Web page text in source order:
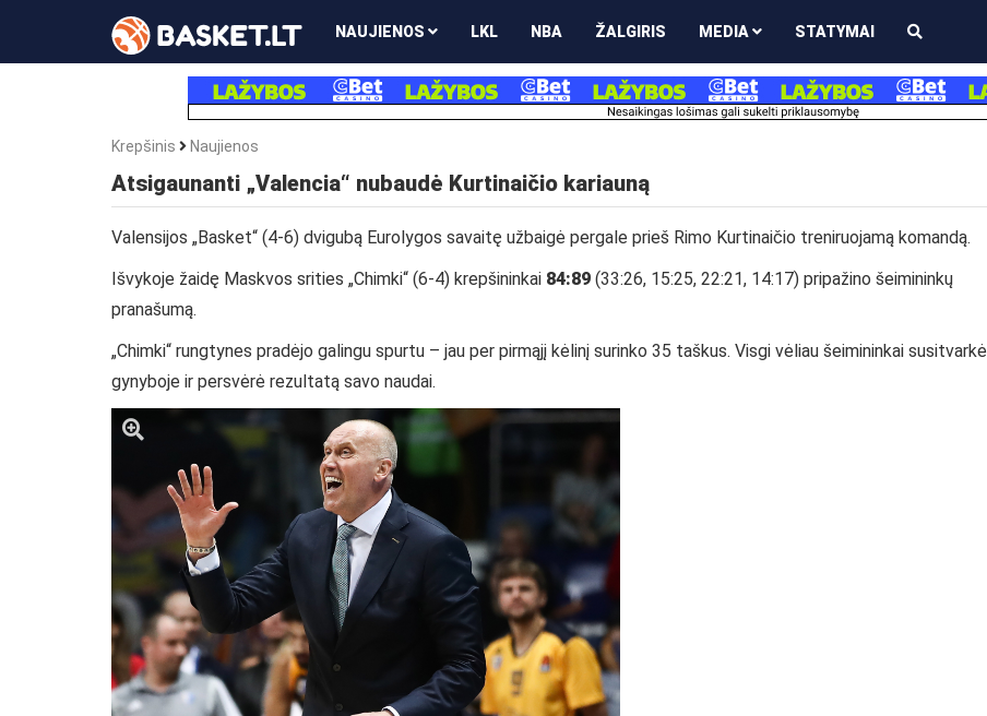
NAUJIENOS LKL NBA ŽALGIRIS MEDIA STATYMAI
Krepšinis Naujienos
Atsigaunanti „Valencia“ nubaudė Kurtinaičio kariauną
Valensijos „Basket“ (4-6) dvigubą Eurolygos savaitę užbaigė pergale prieš Rimo Kurtinaičio treniruojamą komandą.
Išvykoje žaidę Maskvos srities „Chimki“ (6-4) krepšininkai 84:89 (33:26, 15:25, 22:21, 14:17) pripažino šeimininkų
pranašumą.
„Chimki“ rungtynes pradėjo galingu spurtu – jau per pirmąjį kėlinį surinko 35 taškus. Visgi vėliau šeimininkai susitvarkė
gynyboje ir persvėrė rezultatą savo naudai.